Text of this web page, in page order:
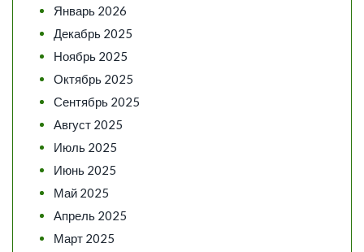
Январь 2026
Декабрь 2025
Ноябрь 2025
Октябрь 2025
Сентябрь 2025
Август 2025
Июль 2025
Июнь 2025
Май 2025
Апрель 2025
Март 2025